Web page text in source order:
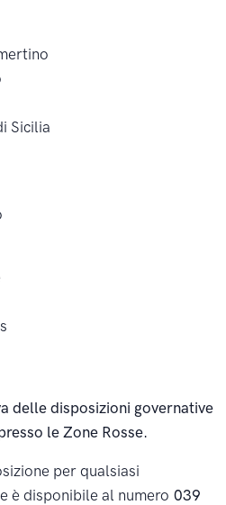
Sicilia
delle disposizioni governative
le Zone Rosse.
per qualsiasi
è disponibile al numero 039